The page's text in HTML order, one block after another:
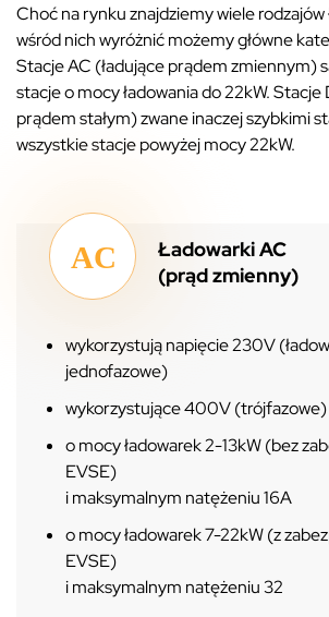
Choć na rynku znajdziemy wiele rodzajów
wśród nich wyróżnić możemy główne
Stacje AC (ładujące prądem zmiennym)
stacje o mocy ładowania do 22kW. Stacje
prądem stałym) zwane inaczej szybkimi
wszystkie stacje powyżej mocy 22kW.
Ładowarki AC
(prąd zmienny)
wykorzystują napięcie 230V
jednofazowe)
wykorzystujące 400V (trójfazowe)
o mocy ładowarek 2-13kW (bez
EVSE)
i maksymalnym natężeniu 16A
o mocy ładowarek 7-22kW (z
EVSE)
i maksymalnym natężeniu 32